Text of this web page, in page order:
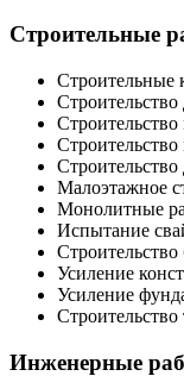
Строительные
Строительные
Малоэтажное
Монолитные
Испытание
Строительство
Усиление
Усиление
Строительство
Инженерные